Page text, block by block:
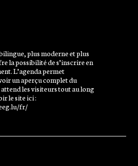
plus moderne et plus
la possibilité de s’inscrire en
L’agenda permet
un aperçu complet du
les visiteurs tout au long
le site ici :
fr/